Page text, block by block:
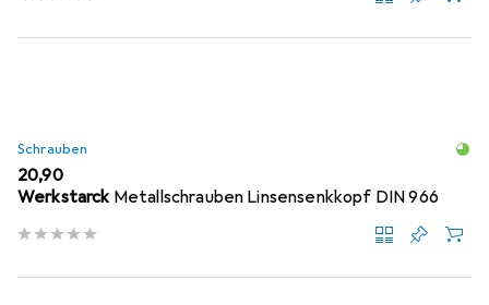
Schrauben
EUR
20,90
Werkstarck Metallschrauben Linsensenkkopf DIN 966